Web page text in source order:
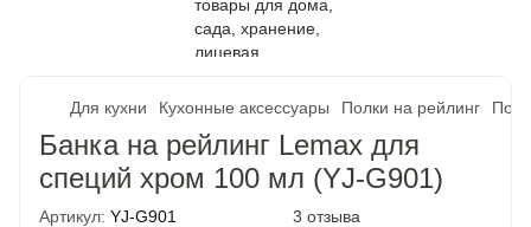
Для кухни Кухонные аксессуары Полки на рейлинг
Банка на рейлинг Lemax для
специй хром 100 мл (YJ-G901)
Артикул: YJ-G901 3 отзыва